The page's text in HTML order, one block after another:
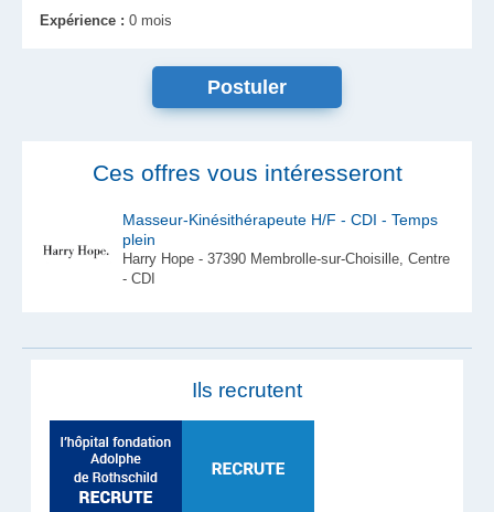
Expérience : 0 mois
Ces offres vous intéresseront
Masseur-Kinésithérapeute H/F - CDI - Temps
plein
Harry Hope - 37390 Membrolle-sur-Choisille, Centre
- CDI
Ils recrutent